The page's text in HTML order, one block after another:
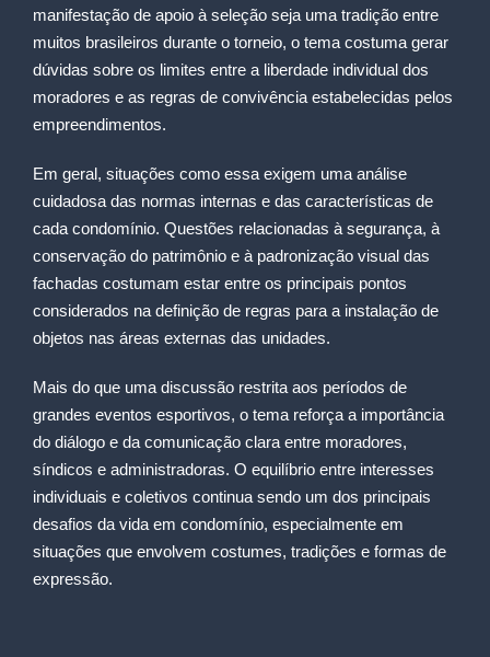
manifestação de apoio à seleção seja uma tradição entre
muitos brasileiros durante o torneio, o tema costuma gerar
dúvidas sobre os limites entre a liberdade individual dos
moradores e as regras de convivência estabelecidas pelos
empreendimentos.
Em geral, situações como essa exigem uma análise
cuidadosa das normas internas e das características de
cada condomínio. Questões relacionadas à segurança, à
conservação do patrimônio e à padronização visual das
fachadas costumam estar entre os principais pontos
considerados na definição de regras para a instalação de
objetos nas áreas externas das unidades.
Mais do que uma discussão restrita aos períodos de
grandes eventos esportivos, o tema reforça a importância
do diálogo e da comunicação clara entre moradores,
síndicos e administradoras. O equilíbrio entre interesses
individuais e coletivos continua sendo um dos principais
desafios da vida em condomínio, especialmente em
situações que envolvem costumes, tradições e formas de
expressão.